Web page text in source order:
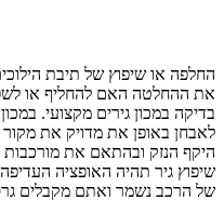
החלפה או שיפוץ של תיבת
את ההחלטה האם להחליף או
בדיקה במכון גירים מקצועי.
לאבחן באופן את מדויק את
היקף הנזק ובהתאם את
שיפוץ גיר תהיה האופציה
של הרכב נשמר ואתם מקבלים